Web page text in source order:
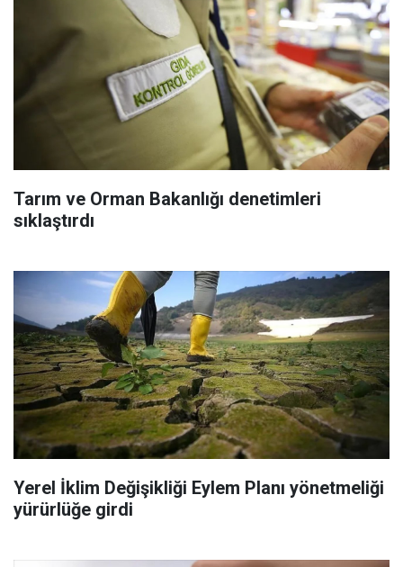
Tarım ve Orman Bakanlığı denetimleri
sıklaştırdı
Yerel İklim Değişikliği Eylem Planı yönetmeliği
yürürlüğe girdi